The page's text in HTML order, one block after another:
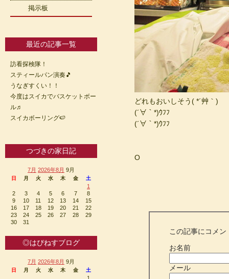
どれもおいしそう( *´艸｀)
(´∀｀*)ｳﾌﾌ
(´∀｀*)ｳﾌﾌ
O
この記事にコメン
お名前
メール
掲示板
最近の記事一覧
訪看探検隊！
スティールパン演奏🎵
うなぎすくい！！
今度はスイカでバスケットボー
ル♬
スイカボーリング🍉
つづきの家日記
7月 2026年8月 9月
日 月 火 水 木 金 土
1
2
3 4 5 6 7
8
9
10 11 12 13 14
15
16
17 18 19 20 21
22
23
24 25 26 27 28
29
30
31
◎はぴねすブログ
7月 2026年8月 9月
日 月 火 水 木 金 土